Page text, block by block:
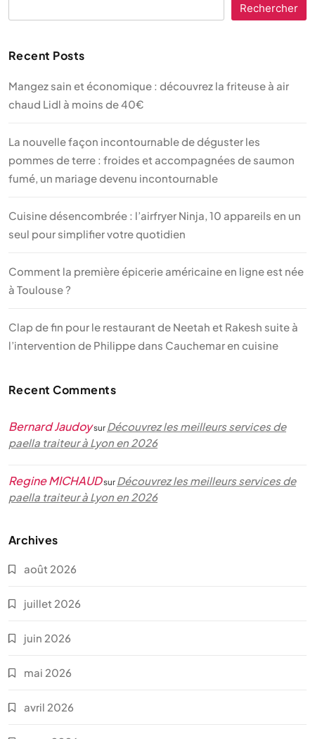
Rechercher
Recent Posts
Mangez sain et économique : découvrez la friteuse à air
chaud Lidl à moins de 40€
La nouvelle façon incontournable de déguster les
pommes de terre : froides et accompagnées de saumon
fumé, un mariage devenu incontournable
Cuisine désencombrée : l’airfryer Ninja, 10 appareils en un
seul pour simplifier votre quotidien
Comment la première épicerie américaine en ligne est née
à Toulouse ?
Clap de fin pour le restaurant de Neetah et Rakesh suite à
l’intervention de Philippe dans Cauchemar en cuisine
Recent Comments
Bernard Jaudoysur Découvrez les meilleurs services de
paella traiteur à Lyon en 2026
Regine MICHAUDsur Découvrez les meilleurs services de
paella traiteur à Lyon en 2026
Archives
août 2026
juillet 2026
juin 2026
mai 2026
avril 2026